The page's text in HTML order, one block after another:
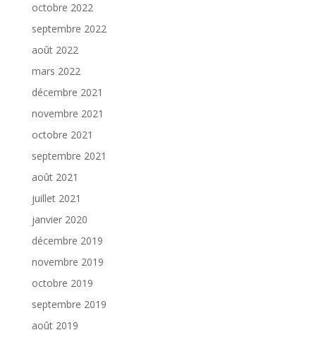
octobre 2022
septembre 2022
août 2022
mars 2022
décembre 2021
novembre 2021
octobre 2021
septembre 2021
août 2021
juillet 2021
janvier 2020
décembre 2019
novembre 2019
octobre 2019
septembre 2019
août 2019